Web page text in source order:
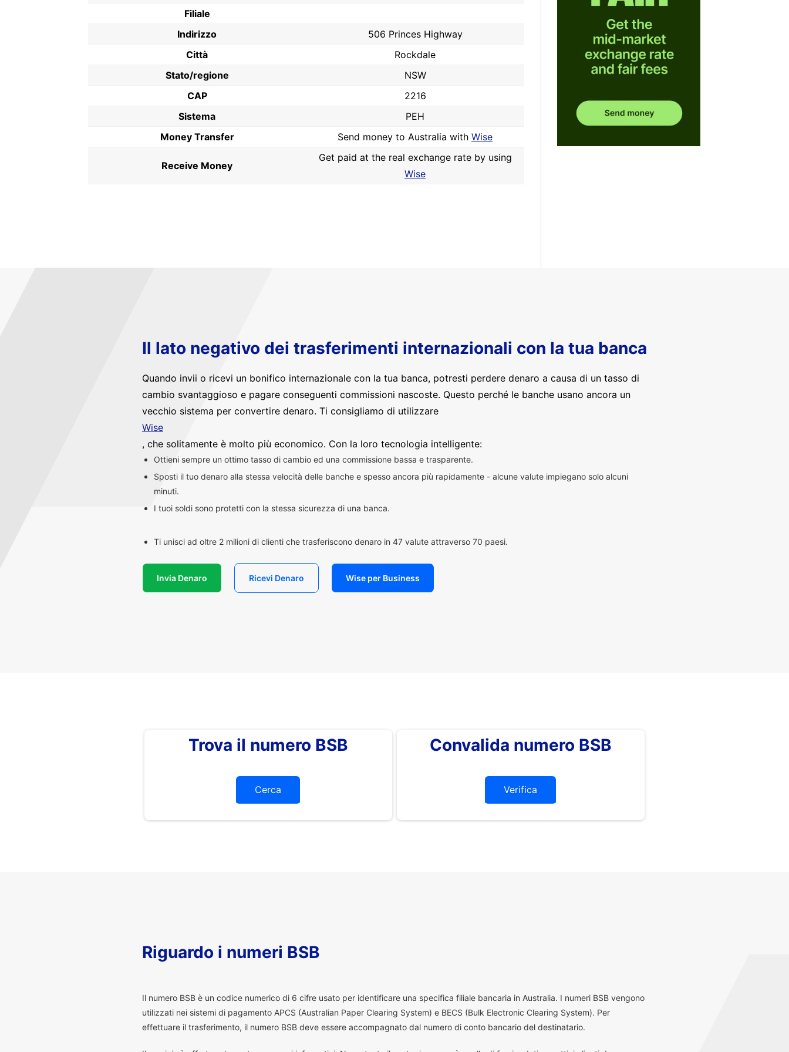
Filiale
Indirizzo
506 Princes Highway
Città
Rockdale
Stato/regione
NSW
CAP
2216
Sistema
PEH
Money Transfer
Send money to Australia with Wise
Receive Money
Get paid at the real exchange rate by using
Wise
Il lato negativo dei trasferimenti internazionali con la tua banca
Quando invii o ricevi un bonifico internazionale con la tua banca, potresti perdere denaro a causa di un tasso di
cambio svantaggioso e pagare conseguenti commissioni nascoste. Questo perché le banche usano ancora un
vecchio sistema per convertire denaro. Ti consigliamo di utilizzare
Wise
, che solitamente è molto più economico. Con la loro tecnologia intelligente:
Ottieni sempre un ottimo tasso di cambio ed una commissione bassa e trasparente.
Sposti il tuo denaro alla stessa velocità delle banche e spesso ancora più rapidamente - alcune valute impiegano solo alcuni
minuti.
I tuoi soldi sono protetti con la stessa sicurezza di una banca.
Ti unisci ad oltre 2 milioni di clienti che trasferiscono denaro in 47 valute attraverso 70 paesi.
Invia Denaro Ricevi Denaro Wise per Business
Trova il numero BSB
Cerca
Convalida numero BSB
Verifica
Riguardo i numeri BSB
Il numero BSB è un codice numerico di 6 cifre usato per identificare una specifica filiale bancaria in Australia. I numeri BSB vengono
utilizzati nei sistemi di pagamento APCS (Australian Paper Clearing System) e BECS (Bulk Electronic Clearing System). Per
effettuare il trasferimento, il numero BSB deve essere accompagnato dal numero di conto bancario del destinatario.